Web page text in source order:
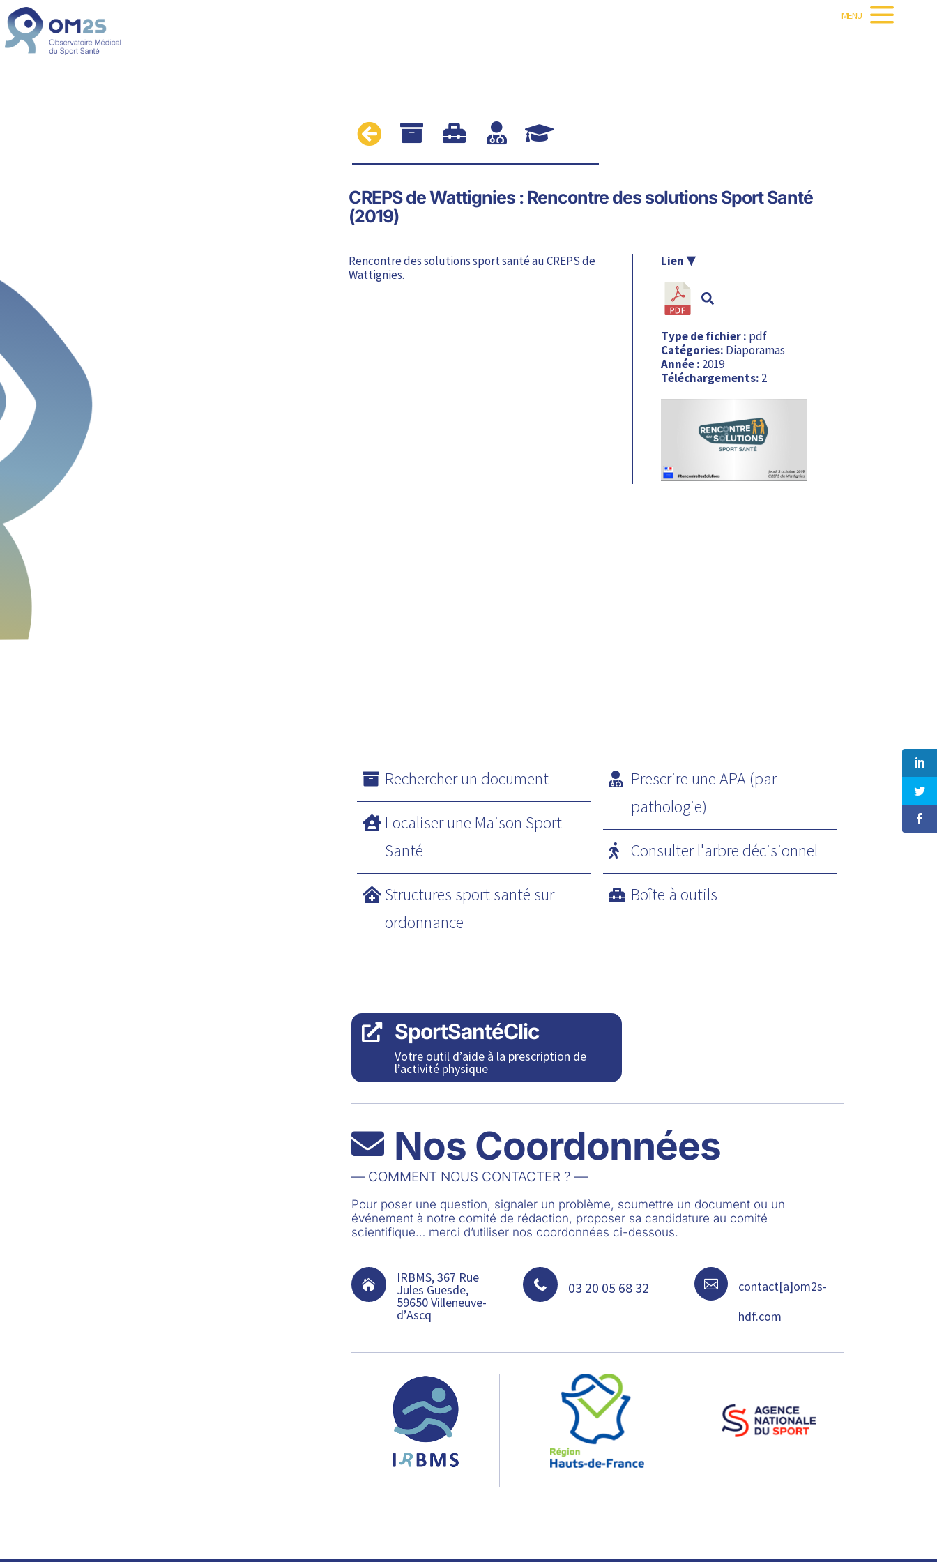
MENU
    
CREPS de Wattignies : Rencontre des solutions Sport Santé
(2019)
Rencontre des solutions sport santé au CREPS de
Wattignies.
Type de fichier : pdf
Catégories: Diaporamas
Année : 2019
Téléchargements: 2
Rechercher un document
Localiser une Maison Sport-
Santé
Structures sport santé sur
ordonnance
Prescrire une APA (par
pathologie)
Consulter l'arbre décisionnel
Boîte à outils
 SportSantéClic
Votre outil d’aide à la prescription de
l’activité physique
 Nos Coordonnées
— COMMENT NOUS CONTACTER ? —
Pour poser une question, signaler un problème, soumettre un document ou un
événement à notre comité de rédaction, proposer sa candidature au comité
scientifique… merci d’utiliser nos coordonnées ci-dessous.
 IRBMS, 367 Rue
Jules Guesde,
59650 Villeneuve-
d’Ascq
 03 20 05 68 32 
contact[a]om2s-
hdf.com